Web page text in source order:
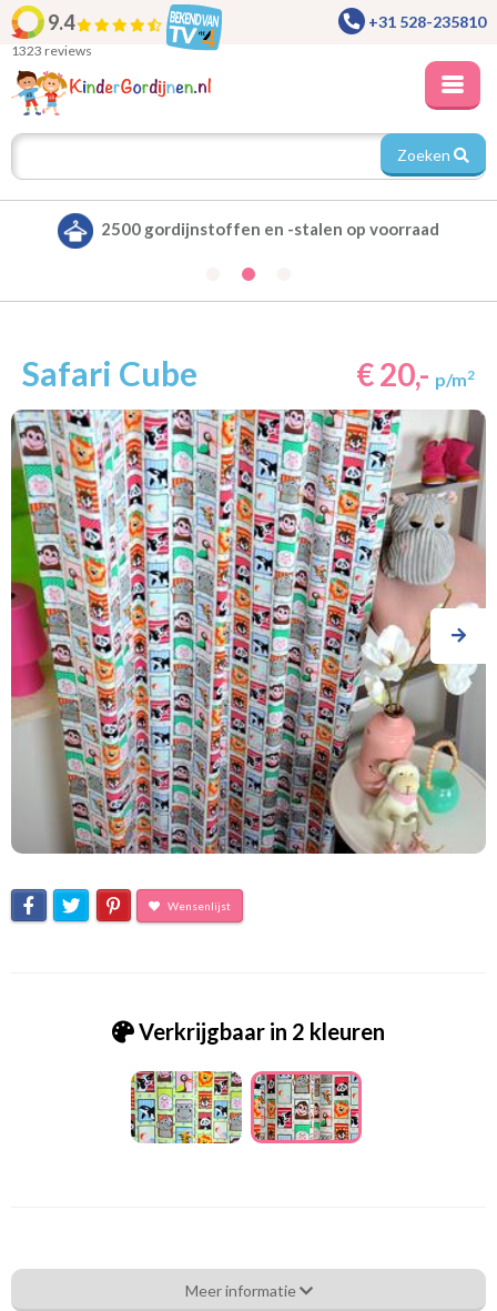
9.4
1323 reviews
+31 528-235810
Zoeken
Alle gordijnen verduisterend leverbaar
Safari Cube € 20,- p/m2
Wensenlijst
Verkrijgbaar in 2 kleuren
St.Safari Cube 4060-22
Eigenschappen gordijnstof
Meer informatie